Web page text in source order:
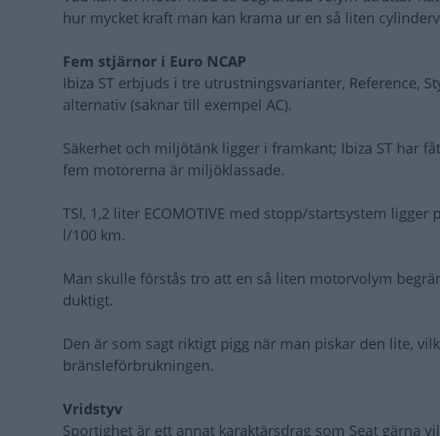
hur mycket kraft man kan krama ur en så liten
Fem stjärnor i Euro NCAP
Ibiza ST erbjuds i tre utrustningsvarianter, Reference,
alternativ (saknar till exempel AC).
Säkerhet och miljötänk ligger i framkant; Ibiza ST har
fem motorerna är miljöklassade.
TSI, 1,2 liter ECOMOTIVE med stopp/startsystem
l/100 km.
Man skulle förstås tro att en så liten motorvolym
duktigt.
Den är som sagt riktigt pigg när man piskar den lite,
bränsleförbrukningen.
Vridstyv
Sportighet är ett annat karaktärsdrag som Seat gärna